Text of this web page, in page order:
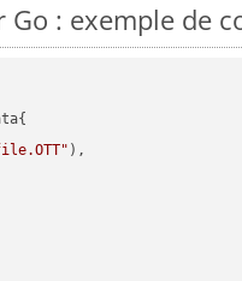
: exemple de
),